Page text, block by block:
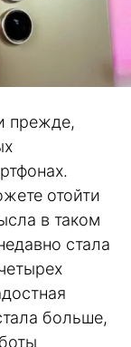
прежде,
отойти
в таком
стала
больше,